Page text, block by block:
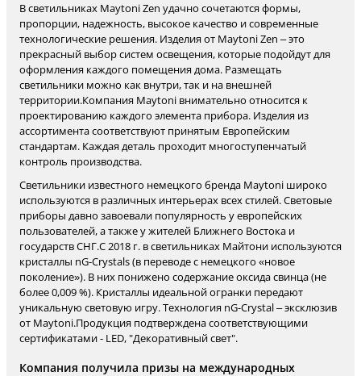
В светильниках Maytoni Zen удачно сочетаются формы,
пропорции, надежность, высокое качество и современные
технологические решения. Изделия от Maytoni Zen – это
прекрасный выбор систем освещения, которые подойдут для
оформления каждого помещения дома. Размещать
светильники можно как внутри, так и на внешней
территории.Компания Maytoni внимательно относится к
проектированию каждого элемента прибора. Изделия из
ассортимента соответствуют принятым Европейским
стандартам. Каждая деталь проходит многоступенчатый
контроль производства.
Светильники известного немецкого бренда Maytoni широко
используются в различных интерьерах всех стилей. Световые
приборы давно завоевали популярность у европейских
пользователей, а также у жителей Ближнего Востока и
государств СНГ.С 2018 г. в светильниках Майтони используются
кристаллы nG-Crystals (в переводе с немецкого «новое
поколение»). В них понижено содержание оксида свинца (не
более 0,009 %). Кристаллы идеальной огранки передают
уникальную световую игру. Технология nG-Crystal – эксклюзив
от Maytoni.Продукция подтверждена соответствующими
сертификатами - LED, "Декоративный свет".
Компания получила призы на международных